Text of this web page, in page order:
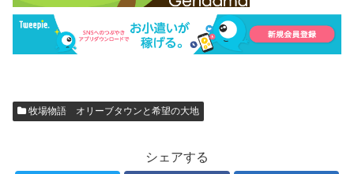
牧場物語 オリーブタウンと希望の大地
シェアする